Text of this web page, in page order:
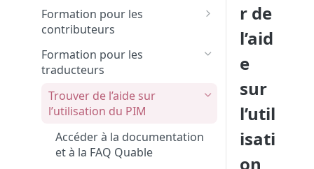
Formation pour les
contributeurs
Trouver de l’aide sur
l’utilisation du PIM
et à la FAQ Quable
remonter un bug ou un
dysfonctionnement
Faire des demandes de
contribution et
transverses
Créer et assigner des tâches
Chercher et trouver une
Formation pour les
traducteurs
Trouver de l’aide sur
l’utilisation du PIM
Accéder à la documentation
et à la FAQ Quable
r de
l’aid
e
sur
l’util
isati
on